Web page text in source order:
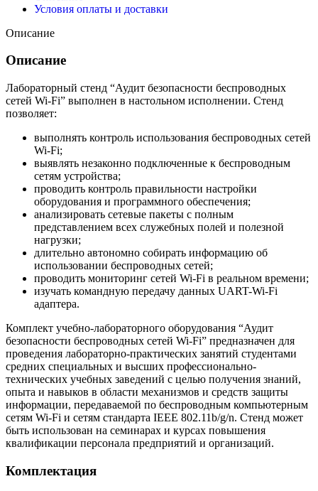
Условия оплаты и доставки
Описание
Описание
Лабораторный стенд “Аудит безопасности беспроводных
сетей Wi-Fi” выполнен в настольном исполнении. Стенд
позволяет:
выполнять контроль использования беспроводных сетей
Wi-Fi;
выявлять незаконно подключенные к беспроводным
сетям устройства;
проводить контроль правильности настройки
оборудования и программного обеспечения;
анализировать сетевые пакеты с полным
представлением всех служебных полей и полезной
нагрузки;
длительно автономно собирать информацию об
использовании беспроводных сетей;
проводить мониторинг сетей Wi-Fi в реальном времени;
изучать командную передачу данных UART-Wi-Fi
адаптера.
Комплект учебно-лабораторного оборудования “Аудит
безопасности беспроводных сетей Wi-Fi” предназначен для
проведения лабораторно-практических занятий студентами
средних специальных и высших профессионально-
технических учебных заведений с целью получения знаний,
опыта и навыков в области механизмов и средств защиты
информации, передаваемой по беспроводным компьютерным
сетям Wi-Fi и сетям стандарта IEEE 802.11b/g/n. Стенд может
быть использован на семинарах и курсах повышения
квалификации персонала предприятий и организаций.
Комплектация